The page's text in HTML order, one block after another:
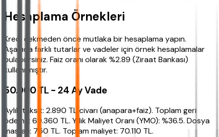
Hesaplama Örnekleri
Kredi çekmeden önce mutlaka bir hesaplama yapın.
Aşağıda farklı tutarlar ve vadeler için örnek hesaplamalar
bulabilirsiniz. Faiz oranı olarak %2.89 (Ziraat Bankası)
kullanılmıştır.
50.000 TL - 24 Ay Vade
Aylık taksit: 2.890 TL civarı (anapara+faiz). Toplam geri
ödeme: 69.360 TL. Yıllık Maliyet Oranı (YMO): %36.5. Dosya
masrafı: 750 TL. Toplam maliyet: 70.110 TL.